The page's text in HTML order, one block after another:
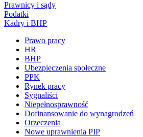
Prawnicy i sądy
Podatki
Kadry i BHP
Prawo pracy
HR
BHP
Ubezpieczenia społeczne
PPK
Rynek pracy
Sygnaliści
Niepełnosprawność
Dofinansowanie do wynagrodzeń
Orzeczenia
Nowe uprawnienia PIP